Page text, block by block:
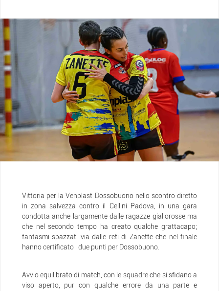
Vittoria per la Venplast Dossobuono nello scontro diretto
in zona salvezza contro il Cellini Padova, in una gara
condotta anche largamente dalle ragazze giallorosse ma
che nel secondo tempo ha creato qualche grattacapo;
fantasmi spazzati via dalle reti di Zanette che nel finale
hanno certificato i due punti per Dossobuono.
Avvio equilibrato di match, con le squadre che si sfidano a
viso aperto, pur con qualche errore da una parte e